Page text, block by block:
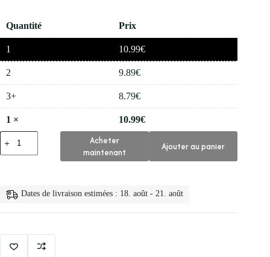
Quantité Prix
1 10.99€
2 9.89€
3+ 8.79€
1 × 10.99€
quantité
de
💅
en
Acheter
maintenant
Ajouter au panier
Dates de livraison estimées : 18. août - 21. août